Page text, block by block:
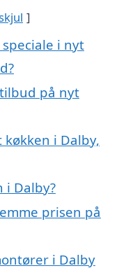
i nyt
på nyt
i Dalby,
i Dalby?
prisen på
i Dalby